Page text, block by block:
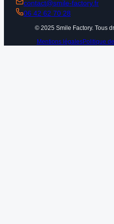
contact@smile-factory.fr
06 42 62 70 28
© 2025 Smile Factory. Tous
Mentions légalesPolitique